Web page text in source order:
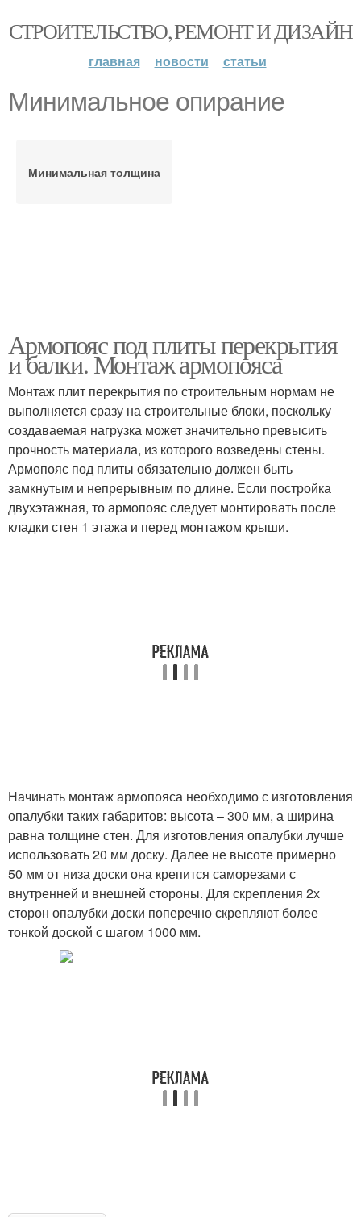
СТРОИТЕЛЬСТВО, РЕМОНТ И ДИЗАЙН
главная новости статьи
Минимальное опирание
Минимальная толщина
Армопояс под плиты перекрытия
и балки. Монтаж армопояса
Монтаж плит перекрытия по строительным нормам не
выполняется сразу на строительные блоки, поскольку
создаваемая нагрузка может значительно превысить
прочность материала, из которого возведены стены.
Армопояс под плиты обязательно должен быть
замкнутым и непрерывным по длине. Если постройка
двухэтажная, то армопояс следует монтировать после
кладки стен 1 этажа и перед монтажом крыши.
Начинать монтаж армопояса необходимо с изготовления
опалубки таких габаритов: высота – 300 мм, а ширина
равна толщине стен. Для изготовления опалубки лучше
использовать 20 мм доску. Далее не высоте примерно
50 мм от низа доски она крепится саморезами с
внутренней и внешней стороны. Для скрепления 2х
сторон опалубки доски поперечно скрепляют более
тонкой доской с шагом 1000 мм.